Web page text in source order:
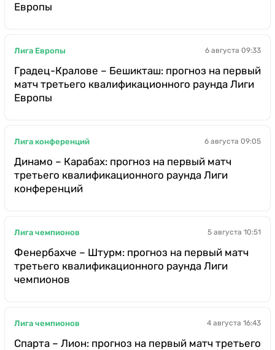
Европы
Лига Европы 6 августа 09:33
Градец-Кралове – Бешикташ: прогноз на первый
матч третьего квалификационного раунда Лиги
Европы
Лига конференций 6 августа 09:05
Динамо – Карабах: прогноз на первый матч
третьего квалификационного раунда Лиги
конференций
Лига чемпионов 5 августа 10:51
Фенербахче – Штурм: прогноз на первый матч
третьего квалификационного раунда Лиги
чемпионов
Лига чемпионов 4 августа 16:43
Спарта – Лион: прогноз на первый матч третьего